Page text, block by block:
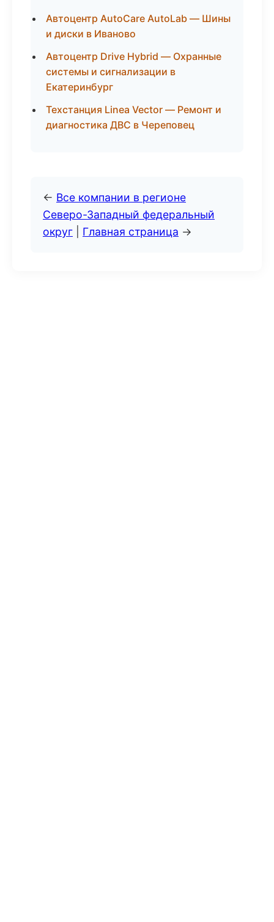
Автоцентр AutoCare AutoLab — Шины
и диски в Иваново
Автоцентр Drive Hybrid — Охранные
системы и сигнализации в
Екатеринбург
Техстанция Linea Vector — Ремонт и
диагностика ДВС в Череповец
← Все компании в регионе
Северо-Западный федеральный
округ
Главная страница →